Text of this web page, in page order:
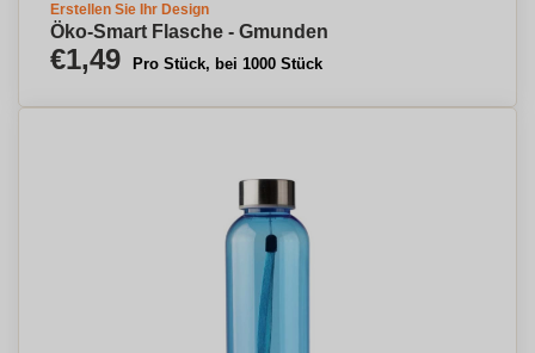
Erstellen Sie Ihr Design
Öko-Smart Flasche - Gmunden
€1,49 Pro Stück, bei 1000 Stück